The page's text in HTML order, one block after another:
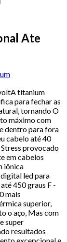
Ate
titanium
para fechar as
tornando O
máximo com
dentro para fora
cabelo até 40
provocado
em cabelos
iônica
led para
450 graus F -
mais
superior,
o aço, Mas com
super
resultados